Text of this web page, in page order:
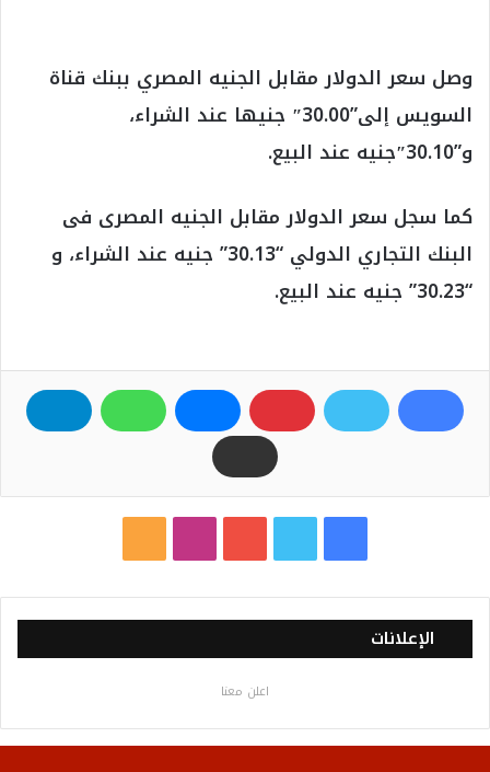
وصل سعر الدولار مقابل الجنيه المصري ببنك قناة
السويس إلى”30.00″ جنيها عند الشراء،
و”30.10″جنيه عند البيع.
كما سجل سعر الدولار مقابل الجنيه المصرى فى
البنك التجاري الدولي “30.13” جنيه عند الشراء، و
“30.23” جنيه عند البيع.
س
ب
ك
ي
ت
ت
ي
ب
س
ت
ر
خ
ص
ل
الإعلانات
اعلن معنا